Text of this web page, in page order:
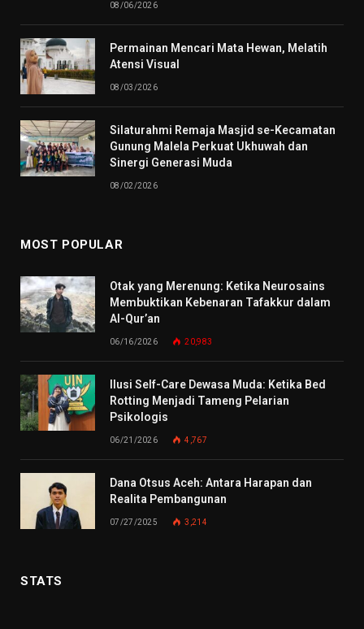
08/06/2026
Permainan Mencari Mata Hewan, Melatih
Atensi Visual
08/03/2026
Silaturahmi Remaja Masjid se-Kecamatan
Gunung Malela Perkuat Ukhuwah dan
Sinergi Generasi Muda
08/02/2026
MOST POPULAR
Otak yang Merenung: Ketika Neurosains
Membuktikan Kebenaran Tafakkur dalam
Al-Qur’an
06/16/2026 20,983
Ilusi Self-Care Dewasa Muda: Ketika Bed
Rotting Menjadi Tameng Pelarian
Psikologis
06/21/2026 4,767
Dana Otsus Aceh: Antara Harapan dan
Realita Pembangunan
07/27/2025 3,214
STATS